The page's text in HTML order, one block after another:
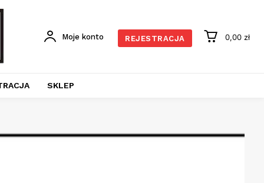
Moje konto REJESTRACJA 0,00 zł
SKLEP